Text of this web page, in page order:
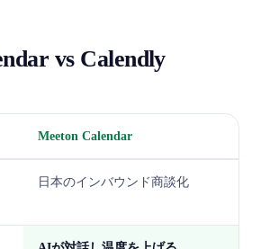
vs Calendly
Meeton Calendar
日本のインバウンド商談化